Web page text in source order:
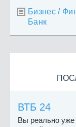
 Бизнес /
Банк
ВТБ 24
Вы реально